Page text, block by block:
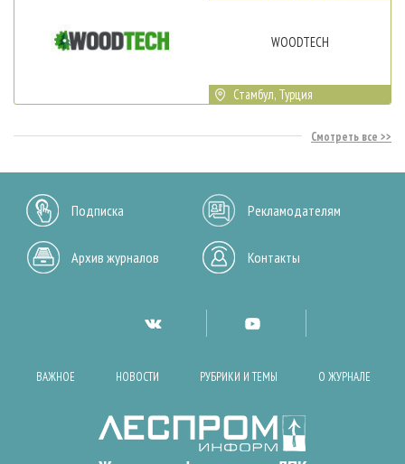
WOODTECH
Стамбул, Турция
Смотреть все
Подписка Рекламодателям
Архив журналов Контакты
ВАЖНОЕ НОВОСТИ РУБРИКИ И ТЕМЫ О ЖУРНАЛЕ